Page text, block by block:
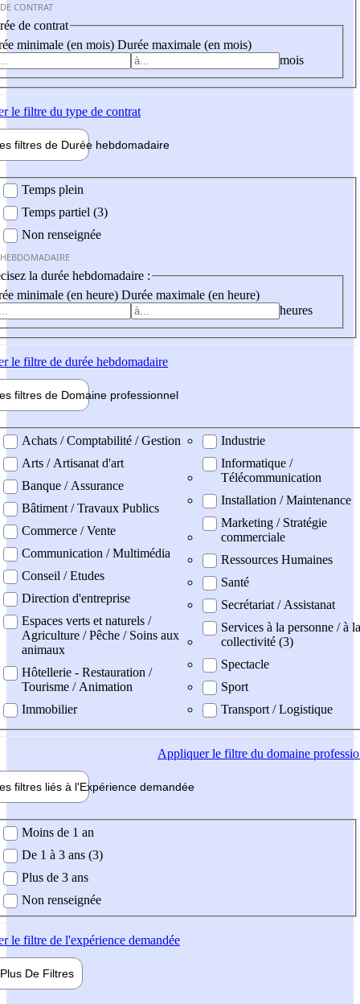
CONTRAT
de contrat
minimale (en mois) Durée maximale (en mois)
mois
le filtre du type de contrat
filtres de Durée hebdomadaire
Temps plein
Temps partiel (3)
Non renseignée
la durée hebdomadaire :
minimale (en heure) Durée maximale (en heure)
heures
le filtre de durée hebdomadaire
filtres de Domaine professionnel
professionel
Achats / Comptabilité / Gestion
Arts / Artisanat d'art
Banque / Assurance
Bâtiment / Travaux Publics
Commerce / Vente
Communication / Multimédia
Conseil / Etudes
Direction d'entreprise
Espaces verts et naturels /
Agriculture / Pêche / Soins aux
animaux
Hôtellerie - Restauration /
Tourisme / Animation
Immobilier
Industrie
Informatique /
Télécommunication
Installation / Maintenance
Marketing / Stratégie
commerciale
Ressources Humaines
Santé
Secrétariat / Assistanat
Services à la personne / à la
collectivité (3)
Spectacle
Sport
Transport / Logistique
Appliquerle filtre du domaine
filtres liés à l'Expérience demandée
demandée
Moins de 1 an
De 1 à 3 ans (3)
Plus de 3 ans
Non renseignée
le filtre de l'expérience demandée
Plus De Filtres